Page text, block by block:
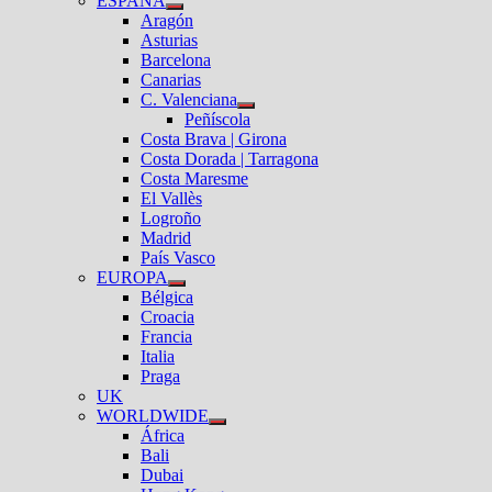
el
submenú
Mostrar
el
submenú
Aragón
Asturias
Barcelona
Canarias
C. Valenciana
Mostrar
el
submenú
Peñíscola
Costa Brava | Girona
Costa Dorada | Tarragona
Costa Maresme
El Vallès
Logroño
Madrid
País Vasco
EUROPA
Mostrar
el
submenú
Bélgica
Croacia
Francia
Italia
Praga
UK
WORLDWIDE
Mostrar
África
Bali
Dubai